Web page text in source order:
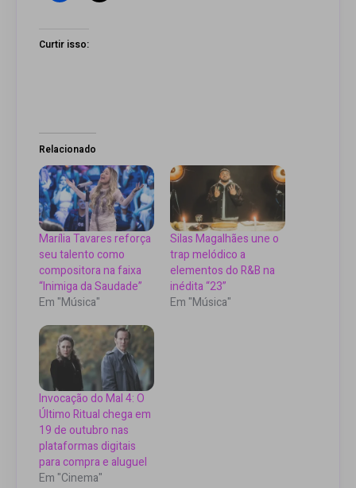
Curtir isso:
Relacionado
Marília Tavares reforça
seu talento como
compositora na faixa
“Inimiga da Saudade”
Em "Música"
Silas Magalhães une o
trap melódico a
elementos do R&B na
inédita “23”
Em "Música"
Invocação do Mal 4: O
Último Ritual chega em
19 de outubro nas
plataformas digitais
para compra e aluguel
Em "Cinema"